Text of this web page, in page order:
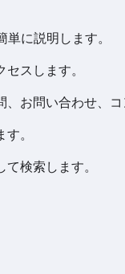
に説明します。
スします。
お問い合わせ、
。
検索します。